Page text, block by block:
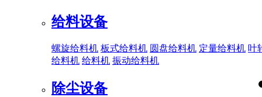
给料设备
螺旋给料机 板式给料机 圆盘给料机 定量给料机 叶
给料机 给料机 振动给料机
除尘设备